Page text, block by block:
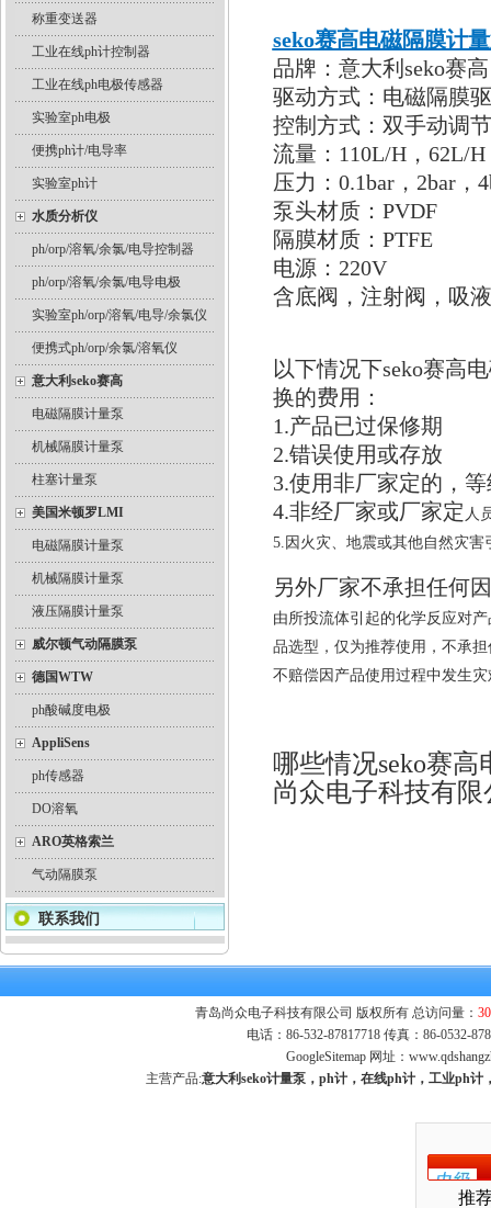
称重变送器
工业在线ph计控制器
工业在线ph电极传感器
实验室ph电极
便携ph计/电导率
实验室ph计
水质分析仪
ph/orp/溶氧/余氯/电导控制器
ph/orp/溶氧/余氯/电导电极
实验室ph/orp/溶氧/电导/余氯仪
便携式ph/orp/余氯/溶氧仪
意大利seko赛高
电磁隔膜计量泵
机械隔膜计量泵
柱塞计量泵
美国米顿罗LMI
电磁隔膜计量泵
机械隔膜计量泵
液压隔膜计量泵
威尔顿气动隔膜泵
德国WTW
ph酸碱度电极
AppliSens
ph传感器
DO溶氧
ARO英格索兰
气动隔膜泵
联系我们
seko赛高电磁隔膜计
品牌：意大利seko赛高
驱动方式：电磁隔膜
控制方式：双手动调节
流量：110L/H，62L/
压力：0.1bar，2bar，
泵头材质：PVDF
隔膜材质：PTFE
电源：220V
含底阀，注射阀，吸
以下情况下seko赛高
换的费用：
1.产品已过保修期
2.错误使用或存放
3.使用非厂家定的，
4.非经厂家或厂家定 人
5.因火灾、地震或其他自然灾害
另外厂家不承担任何
由所投流体引起的化学反应对
品选型，仅为推荐使用，不承
不赔偿因产品使用过程中发生
哪些情况seko赛
尚众电子科技有限
青岛尚众电子科技有限公司 版权所有 总访问量：
电话：86-532-87817718 传真：86-0532-
GoogleSitemap网址：
主营产品:意大利seko计量泵，ph计，在线ph计，工业ph
推